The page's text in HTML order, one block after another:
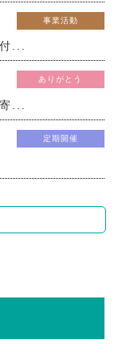
事業活動
...
ありがとう
...
定期開催